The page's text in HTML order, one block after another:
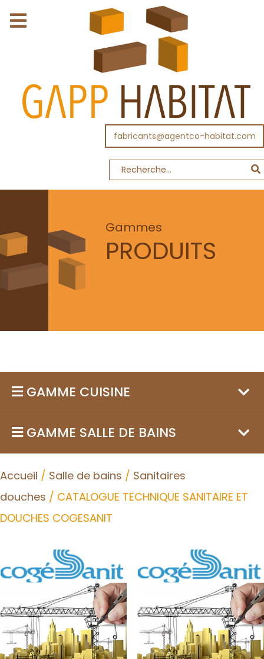
fabricants@agentco-habitat.com
Gammes
PRODUITS
GAMME CUISINE
GAMME SALLE DE BAINS
Accueil / Salle de bains / Sanitaires
douches / CATALOGUE TECHNIQUE SANITAIRE ET
DOUCHES COGESANIT